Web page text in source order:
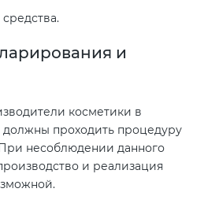
и
косметики в
должны проходить процедуру
несоблюдении данного
и реализация